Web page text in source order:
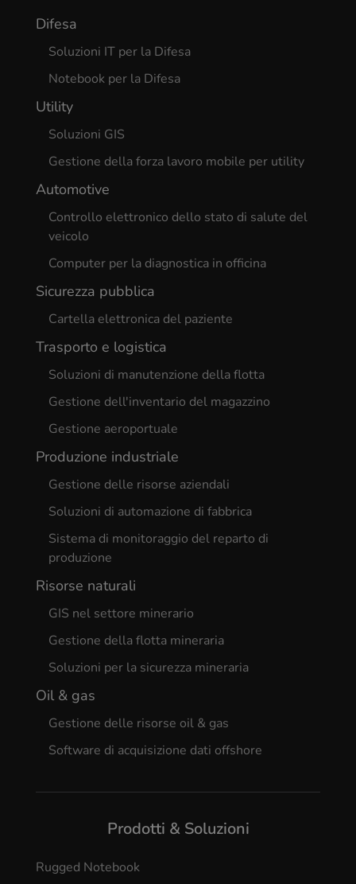
Difesa
Soluzioni IT per la Difesa
Notebook per la Difesa
Utility
Soluzioni GIS
Gestione della forza lavoro mobile per utility
Automotive
Controllo elettronico dello stato di salute del
veicolo
Computer per la diagnostica in officina
Sicurezza pubblica
Cartella elettronica del paziente
Trasporto e logistica
Soluzioni di manutenzione della flotta
Gestione dell'inventario del magazzino
Gestione aeroportuale
Produzione industriale
Gestione delle risorse aziendali
Soluzioni di automazione di fabbrica
Sistema di monitoraggio del reparto di
produzione
Risorse naturali
GIS nel settore minerario
Gestione della flotta mineraria
Soluzioni per la sicurezza mineraria
Oil & gas
Gestione delle risorse oil & gas
Software di acquisizione dati offshore
Prodotti & Soluzioni
Rugged Notebook